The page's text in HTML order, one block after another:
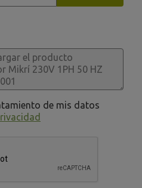
de mis datos